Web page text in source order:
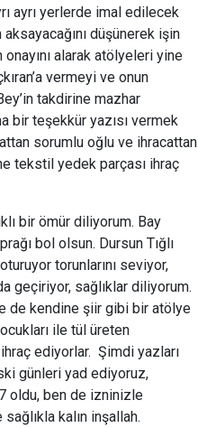
ayrı yerlerde imal edilecek
düşünerek işin
onayını alarak atölyeleri yine
vermeyi ve onun
takdirine mazhar
bir teşekkür yazısı vermek
sorumlu oğlu ve ihracattan
tekstil yedek parçası ihraç
bir ömür diliyorum. Bay
bol olsun. Dursun Tığlı
torunlarını seviyor,
geçiriyor, sağlıklar diliyorum.
de kendine şiir gibi bir atölye
ile tül üreten
ediyorlar. Şimdi yazları
günleri yad ediyoruz,
oldu, ben de izninizle
sağlıkla kalın inşallah.